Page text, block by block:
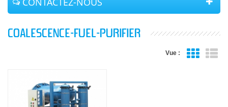
COALESCENCE-FUEL-PURIFIER
Vue :